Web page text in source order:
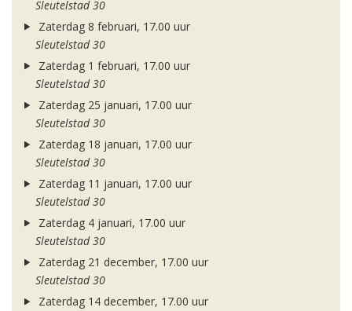
Sleutelstad 30
Zaterdag 8 februari, 17.00 uur
Sleutelstad 30
Zaterdag 1 februari, 17.00 uur
Sleutelstad 30
Zaterdag 25 januari, 17.00 uur
Sleutelstad 30
Zaterdag 18 januari, 17.00 uur
Sleutelstad 30
Zaterdag 11 januari, 17.00 uur
Sleutelstad 30
Zaterdag 4 januari, 17.00 uur
Sleutelstad 30
Zaterdag 21 december, 17.00 uur
Sleutelstad 30
Zaterdag 14 december, 17.00 uur